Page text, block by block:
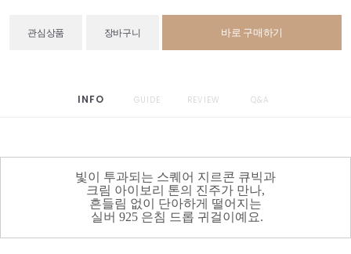
관심상품 장바구니 바로 구매하기
INFO GUIDE REVIEW Q&A
빛이 투과되는 스퀘어 지르콘 큐빅과
크림 아이보리 톤의 진주가 만나,
흔들림 없이 단아하게 떨어지는
실버 925 은침 드롭 귀걸이예요.